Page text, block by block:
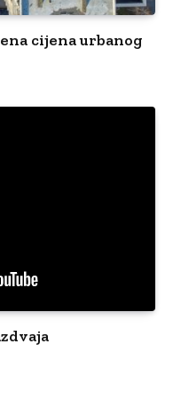
cijena urbanog